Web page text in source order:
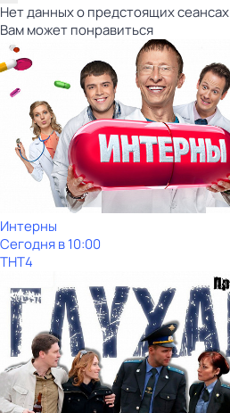
Нет данных о предстоящих сеансах
Вам может понравиться
Интерны
Сегодня в 10:00
ТНТ4